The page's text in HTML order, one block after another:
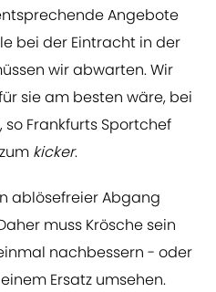
Angebote
bei der Eintracht in der
wir abwarten. Wir
sie am besten wäre, bei
Frankfurts Sportchef
kicker.
ablösefreier Abgang
muss Krösche sein
nachbessern - oder
Ersatz umsehen.